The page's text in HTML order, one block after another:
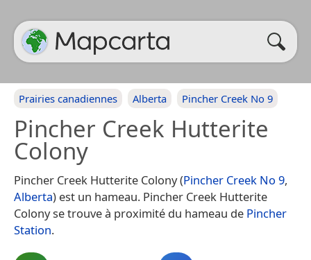
Prairies canadiennes Alberta Pincher Creek No 9
Pincher Creek Hutterite
Colony
Pincher Creek Hutterite Colony (Pincher Creek No 9,
Alberta) est un hameau. Pincher Creek Hutterite
Colony se trouve à proximité du hameau de Pincher
Station.